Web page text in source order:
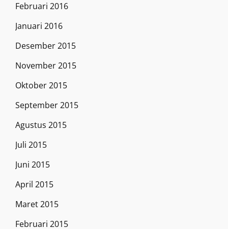
Februari 2016
Januari 2016
Desember 2015
November 2015
Oktober 2015
September 2015
Agustus 2015
Juli 2015
Juni 2015
April 2015
Maret 2015
Februari 2015